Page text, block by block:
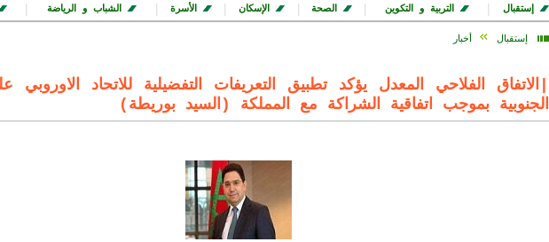
إستقبال | التربية و التكوين | الصحة | الإسكان | الأسرة | الشباب و الرياضة |
إستقبال أخبار
الاتفاق الفلاحي المعدل يؤكد تطبيق التعريفات التفضيلية للاتحاد الاوروبي
الجنوبية بموجب اتفاقية الشراكة مع المملكة (السيد بوريطة)